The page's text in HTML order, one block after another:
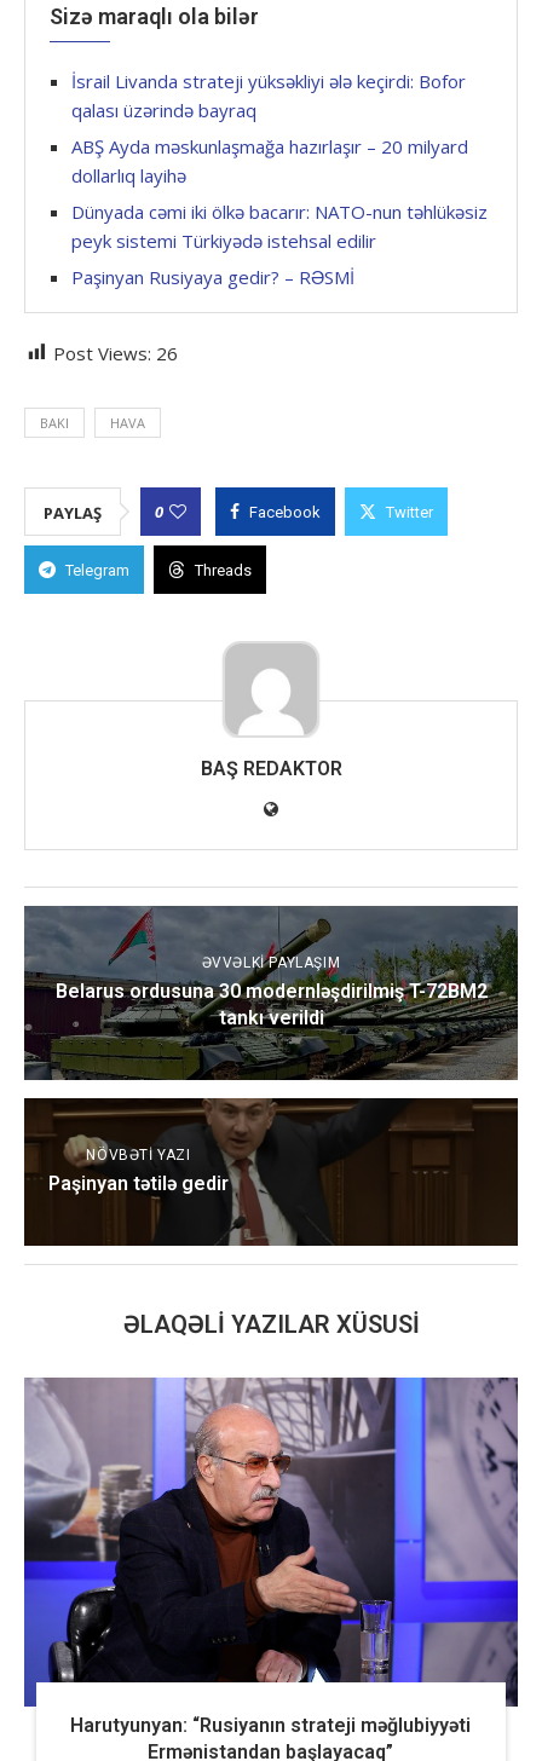
Sizə maraqlı ola bilər
İsrail Livanda strateji yüksəkliyi ələ keçirdi: Bofor
qalası üzərində bayraq
ABŞ Ayda məskunlaşmağa hazırlaşır – 20 milyard
dollarlıq layihə
Dünyada cəmi iki ölkə bacarır: NATO-nun təhlükəsiz
peyk sistemi Türkiyədə istehsal edilir
Paşinyan Rusiyaya gedir? – RƏSMİ
Post Views: 26
BAKI HAVA
PAYLAŞ 0 Facebook Twitter
Telegram Threads
BAŞ REDAKTOR
ƏVVƏLKI PAYLAŞIM
Belarus ordusuna 30 modernləşdirilmiş T-72BM2
tankı verildi
NÖVBƏTI YAZI
Paşinyan tətilə gedir
ƏLAQƏLI YAZILAR XÜSUSI
Harutyunyan: “Rusiyanın strateji məğlubiyyəti
Ermənistandan başlayacaq”